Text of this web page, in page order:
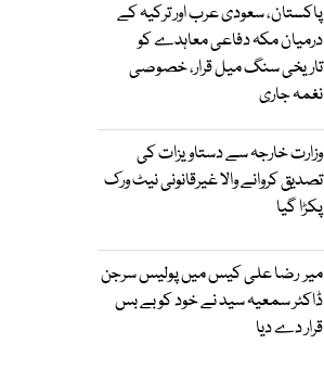
پاکستان، سعودی عرب اور ترکیہ کے
درمیان مکہ دفاعی معاہدے کو
تاریخی سنگ میل قرار، خصوصی
نغمہ جاری
وزارت خارجہ سے دستاویزات کی
تصدیق کروانے والا غیرقانونی نیٹ ورک
پکڑا گیا
میر رضا علی کیس میں پولیس سرجن
ڈاکٹر سمعیہ سید نے خود کو بے بس
قرار دے دیا